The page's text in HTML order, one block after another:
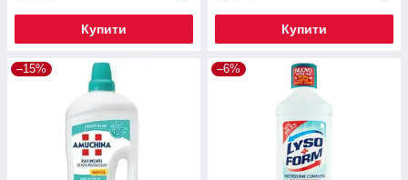
Купити Купити
–15% –6%